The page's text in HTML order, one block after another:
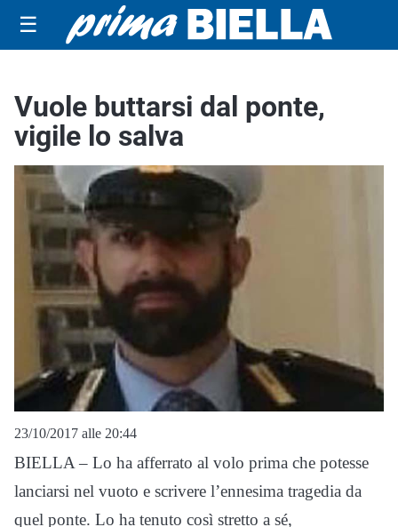
☰
Vuole buttarsi dal ponte,
vigile lo salva
23/10/2017 alle 20:44
BIELLA – Lo ha afferrato al volo prima che potesse
lanciarsi nel vuoto e scrivere l’ennesima tragedia da
quel ponte. Lo ha tenuto così stretto a sé,